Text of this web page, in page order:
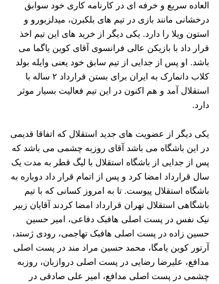
العاده سریع و خرفه ای در کارنامه کاری خود سوابق
درخشانی مانند بازی در تیم های بلکبرن، میدلزبورو و
استون ویلا را دارد. یکی دیگر از خرید های این تیم اخذ
قرار داد با بازیکن عالی فرانسوی آقای کوین یاگما می
باشد. او پس از جدایی از تیم سابق خود یعنی وایله بولد
کلاب دانمارک به ایران برای بستن قرارداد ۲ ساله با
استقلال آمد و هم اکنون در این تیم فعالیت بسیار موثر
دارد.
یکی دیگر از عضویت های جدید استقلال که اتفاقا قدیمی
در این باشگاه می باشد آقای روزبه چشمی می باشد که
پس از جدایی از باشگاه استقلال با لیگ قطر به مدت یک
سال قرارداد امضا کرد و پس از اتمام قرار داد دوباره به
باشگاه استقلال پیوست. تا به امروز کسانی که با تیم
باشگاهی استقلال تهران قرارداد امضا کردند آقایان زبیر
نیک نفس در پست اصلی هافبک دفاعی، امیر حسین
حسین زاده در پست اصلی هافبک تهاجمی، رودی ژستد،
آرتور کوین یامگا، محمد حسین مراد مند در پست اصلی
مدافع، علیرضا رضایی در پست اصلی دروازبان، روزبه
چشمی در پست اصلی مدافع، امیر علی صادقی در